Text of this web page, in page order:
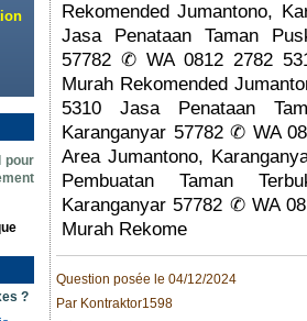
pour
?
Rekomended Jumantono,
Jasa Penataan Taman
57782 ✆ WA 0812 2782
Murah Rekomended
5310 Jasa Penataan
Karanganyar 57782 ✆ WA
Area Jumantono,
Pembuatan Taman
Karanganyar 57782 ✆ WA
Murah Rekome
Question posée le 04/12/2024
Par Kontraktor1598